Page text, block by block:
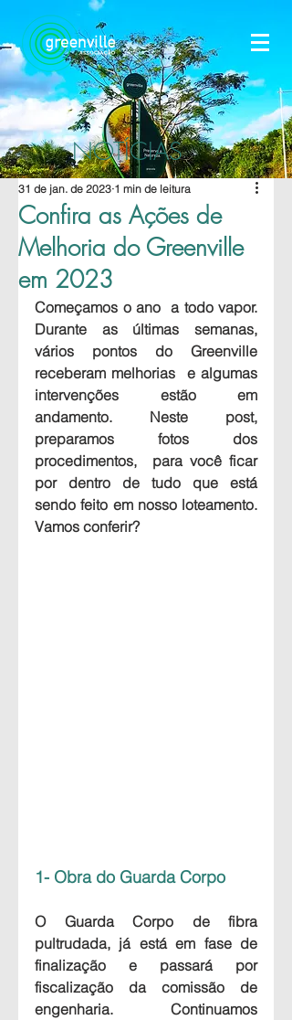
NOTÍCIAS
Confira as Ações de
Melhoria do Greenville
em 2023
31 de jan. de 2023 1 min de leitura
Começamos o ano  a todo vapor.
Durante as últimas semanas,
vários pontos do Greenville
receberam melhorias  e algumas
intervenções estão em
andamento. Neste post,
preparamos fotos dos
procedimentos,  para você ficar
por dentro de tudo que está
sendo feito em nosso loteamento.
Vamos conferir?
1- Obra do Guarda Corpo
O Guarda Corpo de fibra
pultrudada, já está em fase de
finalização e passará por
fiscalização da comissão de
engenharia. Continuamos